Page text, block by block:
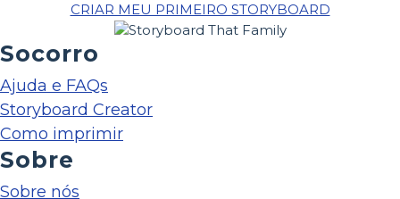
CRIAR MEU PRIMEIRO STORYBOARD
Socorro
Ajuda e FAQs
Storyboard Creator
Como imprimir
Sobre
Sobre nós